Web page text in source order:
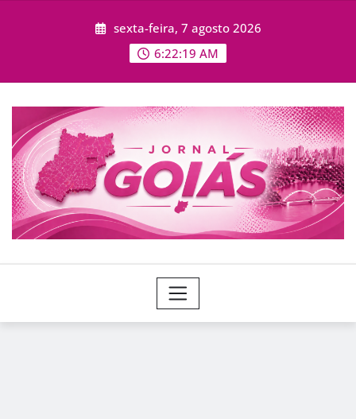
sexta-feira, 7 agosto 2026
6:22:21 AM